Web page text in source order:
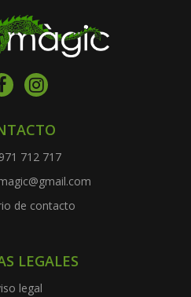
712 717
de contacto
LEGALES
legal